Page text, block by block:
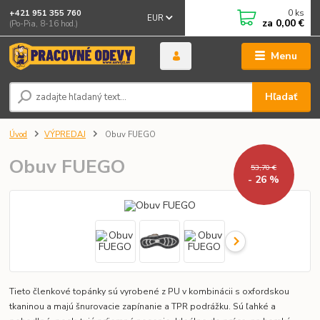
Menu
EUR
Hľadať
+421 951 355 760
(Po-Pia, 8-16 hod.)
0 ks
za 0,00 €
Úvod VÝPREDAJ Obuv FUEGO
Obuv FUEGO 53,70 €
- 26 %
Tieto členkové topánky sú vyrobené z PU v kombinácii s oxfordskou
tkaninou a majú šnurovacie zapínanie a TPR podrážku. Sú ľahké a